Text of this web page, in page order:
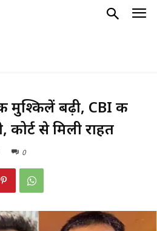
मुश्किलें बढ़ी, CBI की
कोर्ट से मिली राहत
0